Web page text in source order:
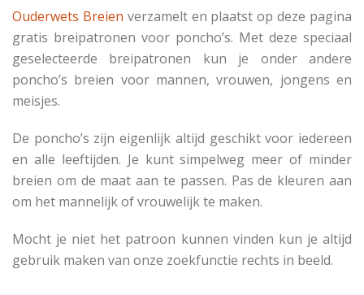
Ouderwets Breien verzamelt en plaatst op deze pagina
gratis breipatronen voor poncho’s. Met deze speciaal
geselecteerde breipatronen kun je onder andere
poncho’s breien voor mannen, vrouwen, jongens en
meisjes.
De poncho’s zijn eigenlijk altijd geschikt voor iedereen
en alle leeftijden. Je kunt simpelweg meer of minder
breien om de maat aan te passen. Pas de kleuren aan
om het mannelijk of vrouwelijk te maken.
Mocht je niet het patroon kunnen vinden kun je altijd
gebruik maken van onze zoekfunctie rechts in beeld.